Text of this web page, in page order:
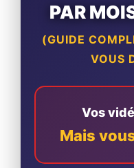
PAR
(GUIDE
VOUS
Vos
Mais